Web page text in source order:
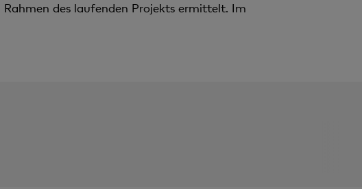
des laufenden Projekts er­mittelt. Im